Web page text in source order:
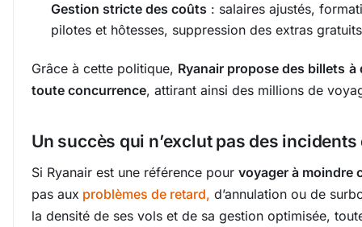
Gestion stricte des coûts : salaires ajustés,
pilotes et hôtesses, suppression des extras
Grâce à cette politique, Ryanair propose des billets à
toute concurrence, attirant ainsi des millions de
Un succès qui n’exclut pas des incidents
Si Ryanair est une référence pour voyager à moindre
pas aux problèmes de retard, d’annulation ou de
la densité de ses vols et de sa gestion optimisée,